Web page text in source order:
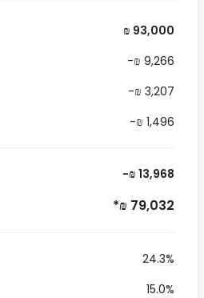
₪ 93,000
-₪ 9,266
-₪ 3,207
-₪ 1,496
-₪ 13,968
*₪ 79,032
24.3%
15.0%